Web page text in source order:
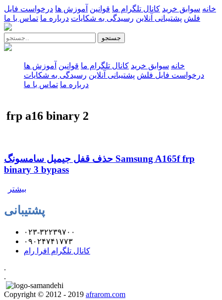
خانه سوابق خرید کانال تلگرام ما قوانین آموزش ها درخواست فایل
فلش پشتیبانی آنلاین رسیدگی به شکایات درباره ما تماس با ما
جستجو
خانه سوابق خرید کانال تلگرام ما قوانین آموزش ها
درخواست فایل فلش پشتیبانی آنلاین رسیدگی به شکایات
درباره ما تماس با ما
frp a16 binary 2
حذف قفل جیمیل سامسونگ Samsung A165f frp
binary 3 bypass
بیشتر
پشتیبانی
۰۲۳-۳۲۲۳۹۷۰۰
۰۹۰۲۴۷۴۱۷۷۳
کانال تلگرام افرا رام
.
.
Copyright © 2012 - 2019 afrarom.com